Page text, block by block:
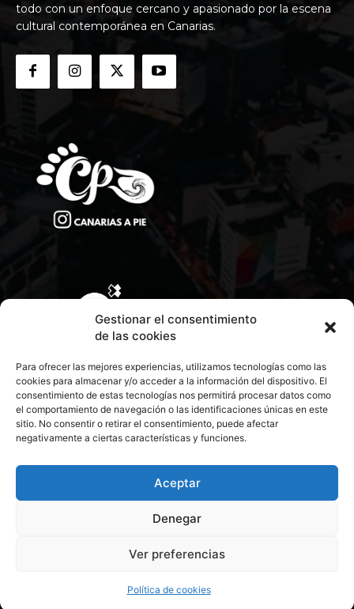
Gestionar el consentimiento
de las cookies
Para ofrecer las mejores experiencias, utilizamos tecnologías como las
cookies para almacenar y/o acceder a la información del dispositivo. El
consentimiento de estas tecnologías nos permitirá procesar datos como
el comportamiento de navegación o las identificaciones únicas en este
sitio. No consentir o retirar el consentimiento, puede afectar
negativamente a ciertas características y funciones.
Aceptar
Denegar
Ver preferencias
Política de cookies
todo con un enfoque cercano y apasionado por la escena
cultural contemporánea en Canarias.
CONTACTA CON NOSOTROS
© 2026 Todos los derechos reservados. Culturamanía